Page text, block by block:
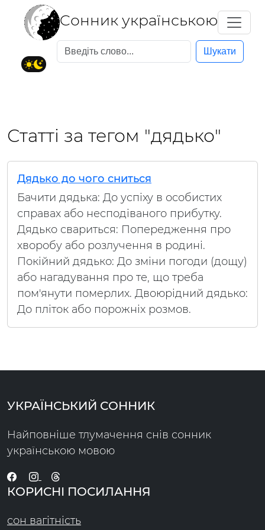
Cонник українською
Шукати
Статті за тегом "дядько"
Дядько до чого сниться
Бачити дядька: До успіху в особистих
справах або несподіваного прибутку.
Дядько свариться: Попередження про
хворобу або розлучення в родині.
Покійний дядько: До зміни погоди (дощу)
або нагадування про те, що треба
пом'янути померлих. Двоюрідний дядько:
До пліток або порожніх розмов.
УКРАЇНСЬКИЙ СОННИК
Найповніше тлумачення снів сонник
українською мовою
КОРИСНІ ПОСИЛАННЯ
сон вагітність